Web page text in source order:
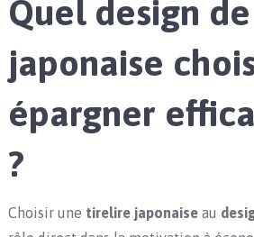
Quel design
japonaise
épargner
?
Choisir une tirelire japonaiseau